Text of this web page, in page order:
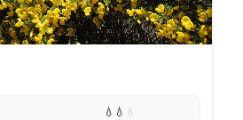
💧 💧 💧